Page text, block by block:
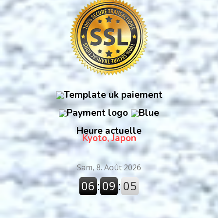
Heure actuelle
Kyoto, Japon